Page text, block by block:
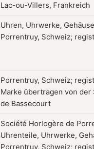
Lac-ou-Villers, Frankreich
Uhren, Uhrwerke,
Porrentruy, Schweiz;
Porrentruy, Schweiz;
Marke übertragen von
de Bassecourt
Société Horlogère de
Uhrenteile, Uhrwerke,
Porrentruy, Schweiz;